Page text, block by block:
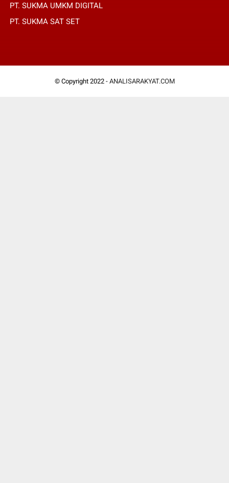
PT. SUKMA UMKM DIGITAL
PT. SUKMA SAT SET
© Copyright 2022 - ANALISARAKYAT.COM